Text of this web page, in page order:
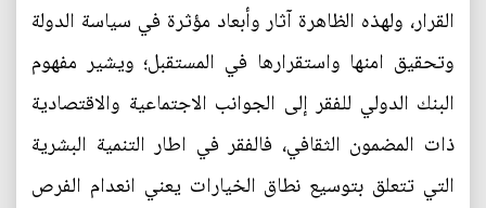
القرار، ولهذه الظاهرة آثار وأبعاد مؤثرة في سياسة الدولة
وتحقيق امنها واستقرارها في المستقبل؛ ويشير مفهوم
البنك الدولي للفقر إلى الجوانب الاجتماعية والاقتصادية
ذات المضمون الثقافي، فالفقر في اطار التنمية البشرية
التي تتعلق بتوسيع نطاق الخيارات يعني انعدام الفرص